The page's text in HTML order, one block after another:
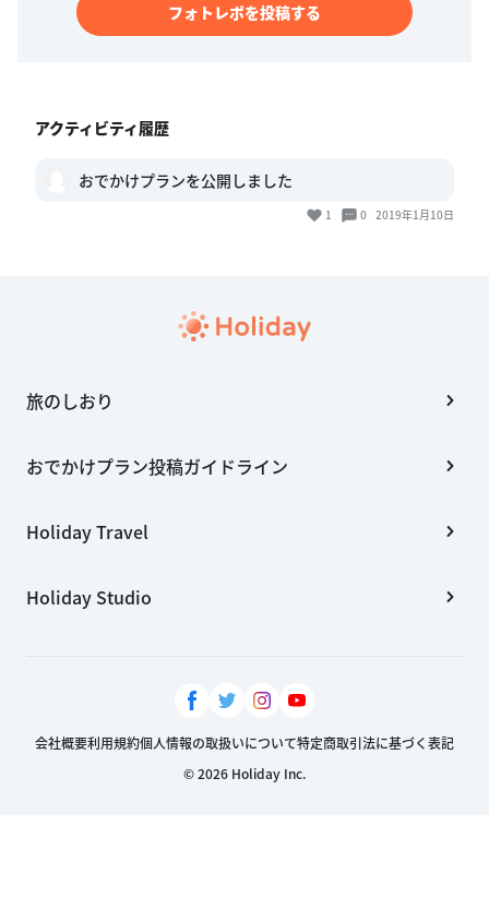
フォトレポを投稿する
アクティビティ履歴
おでかけプランを公開しました
1 0 2019年1月10日
旅のしおり
おでかけプラン投稿ガイドライン
Holiday Travel
Holiday Studio
会社概要利用規約個人情報の取扱いについて特定商取引法に基づく表記
© 2026 Holiday Inc.